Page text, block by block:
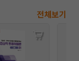
전체보기